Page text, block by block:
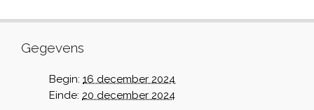
Gegevens
Begin: 16 december 2024
Einde: 20 december 2024